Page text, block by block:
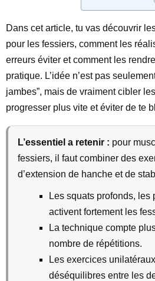
Dans cet article, tu vas découvrir
pour les fessiers, comment les
erreurs éviter et comment les
pratique. L’idée n’est pas
jambes”, mais de vraiment cibler
progresser plus vite et éviter de te
L’essentiel a retenir : pour
fessiers, il faut combiner des
d’extension de hanche et de
Les squats profonds, les
activent fortement les
La technique compte
nombre de répétitions.
Les exercices
déséquilibres entre les